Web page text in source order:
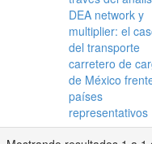
DEA network y
multiplier: el
del transporte
carretero de
de México
países
representativos